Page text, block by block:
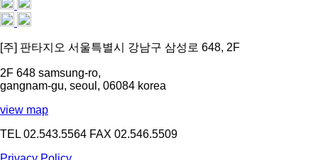
[주] 판타지오 서울특별시 강남구 삼성로 648, 2F
2F 648 samsung-ro,
gangnam-gu, seoul, 06084 korea
view map
TEL 02.543.5564 FAX 02.546.5509